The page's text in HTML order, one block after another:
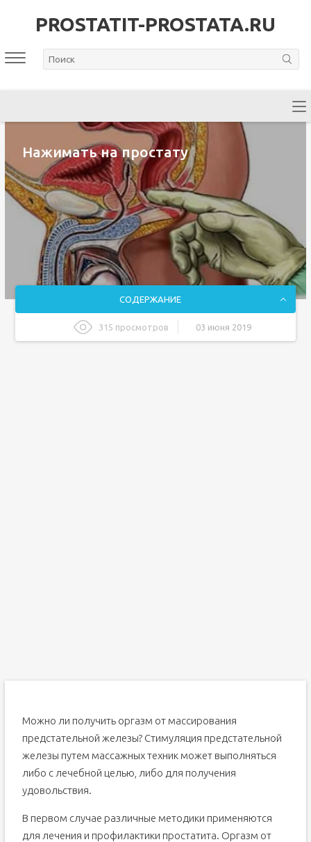
PROSTATIT-PROSTATA.RU
Нажимать на простату
СОДЕРЖАНИЕ
315 просмотров 03 июня 2019
Когда массаж запрещен
Дополнительные рекомендации
Можно ли получить оргазм от массирования
предстательной железы? Стимуляция предстательной
железы путем массажных техник может выполняться
либо с лечебной целью, либо для получения
удовольствия.
В первом случае различные методики применяются
для лечения и профилактики простатита. Оргазм от